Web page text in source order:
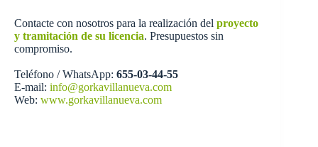
Contacte con nosotros para la realización del proyecto
y tramitación de su licencia. Presupuestos sin
compromiso.
Teléfono / WhatsApp: 655-03-44-55
E-mail: info@gorkavillanueva.com
Web: www.gorkavillanueva.com